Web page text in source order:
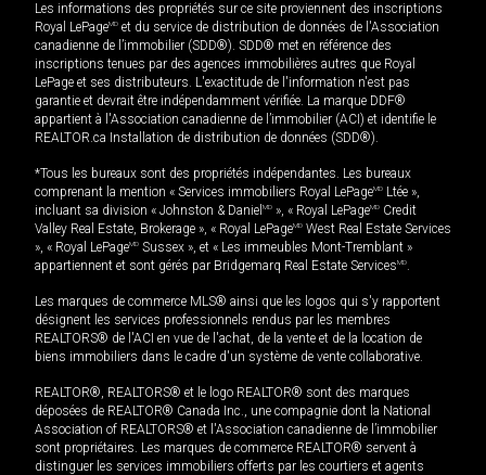
Les informations des propriétés sur ce site proviennent des inscriptions
Royal LePageMD et du service de distribution de données de l'Association
canadienne de l’immobilier (SDD®). SDD® met en référence des
inscriptions tenues par des agences immobilières autres que Royal
LePage et ses distributeurs. L'exactitude de l'information n'est pas
garantie et devrait être indépendamment vérifiée. La marque DDF®
appartient à l'Association canadienne de l’immobilier (ACI) et identifie le
REALTOR.ca Installation de distribution de données (SDD®).
*Tous les bureaux sont des propriétés indépendantes. Les bureaux
comprenant la mention « Services immobiliers Royal LePageMD Ltée »,
incluant sa division « Johnston & Daniel MD », « Royal LePageMD Credit
Valley Real Estate, Brokerage », « Royal LePageMD West Real Estate Services
», « Royal LePageMD Sussex », et « Les immeubles Mont-Tremblant »
appartiennent et sont gérés par Bridgemarq Real Estate ServicesMD.
Les marques de commerce MLS® ainsi que les logos qui s'y rapportent
désignent les services professionnels rendus par les membres
REALTORS® de l'ACI en vue de l'achat, de la vente et de la location de
biens immobiliers dans le cadre d'un système de vente collaborative.
REALTOR®, REALTORS® et le logo REALTOR® sont des marques
déposées de REALTOR® Canada Inc., une compagnie dont la National
Association of REALTORS® et l'Association canadienne de l’immobilier
sont propriétaires. Les marques de commerce REALTOR® servent à
distinguer les services immobiliers offerts par les courtiers et agents